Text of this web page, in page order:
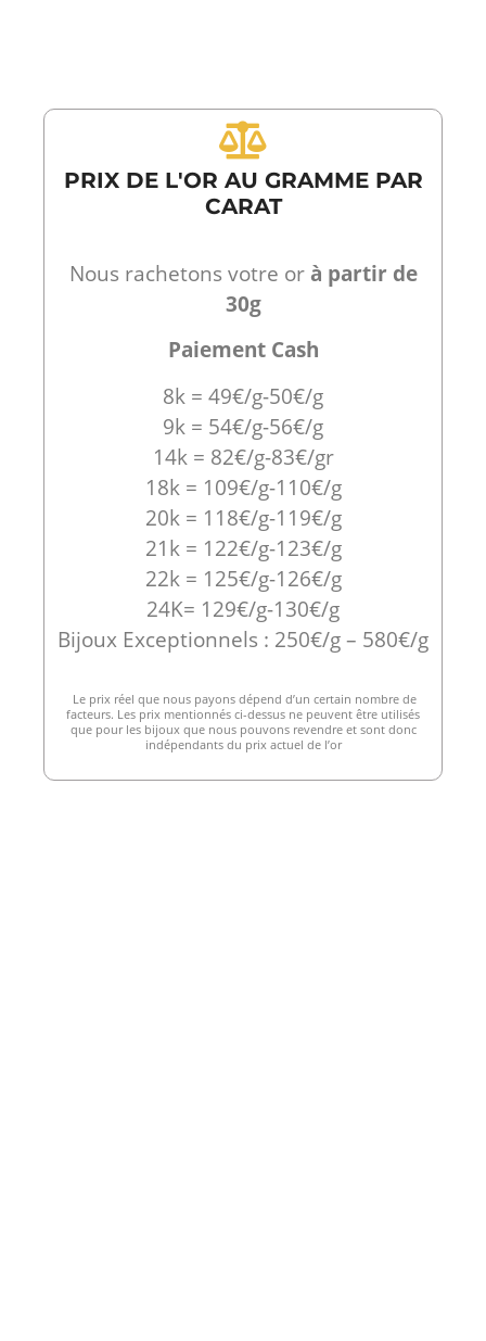
PRIX DE L'OR AU GRAMME PAR
CARAT
Nous rachetons votre orà partir de
30g
Paiement Cash
8k = 49€/g-50€/g
9k = 54€/g-56€/g
14k = 82€/g-83€/gr
18k = 109€/g-110€/g
20k = 118€/g-119€/g
21k = 122€/g-123€/g
22k = 125€/g-126€/g
24K= 129€/g-130€/g
Bijoux Exceptionnels : 250€/g – 580€/g
Le prix réel que nous payons dépend d’un certain nombre de
facteurs. Les prix mentionnés ci-dessus ne peuvent être utilisés
que pour les bijoux que nous pouvons revendre et sont donc
indépendants du prix actuel de l’or